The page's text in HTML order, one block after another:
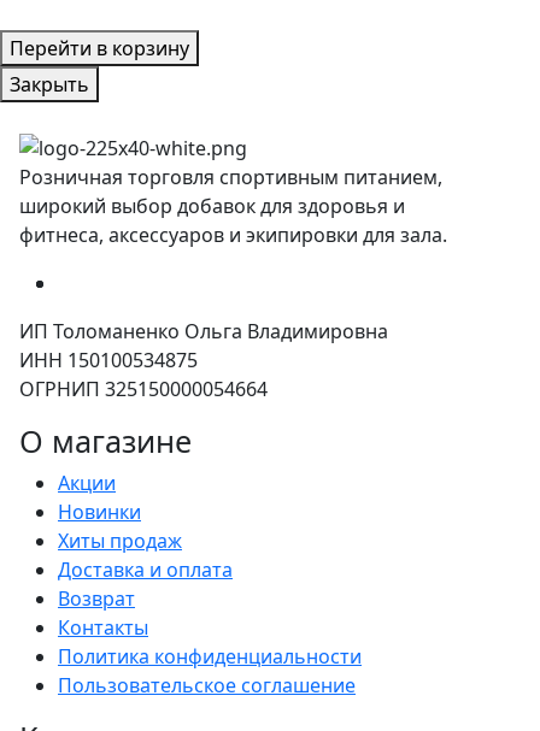
Перейти в корзину
Закрыть
Розничная торговля спортивным питанием,
широкий выбор добавок для здоровья и
фитнеса, аксессуаров и экипировки для зала.
ИП Толоманенко Ольга Владимировна
ИНН 150100534875
ОГРНИП 325150000054664
О магазине
Акции
Новинки
Хиты продаж
Доставка и оплата
Возврат
Контакты
Политика конфиденциальности
Пользовательское соглашение